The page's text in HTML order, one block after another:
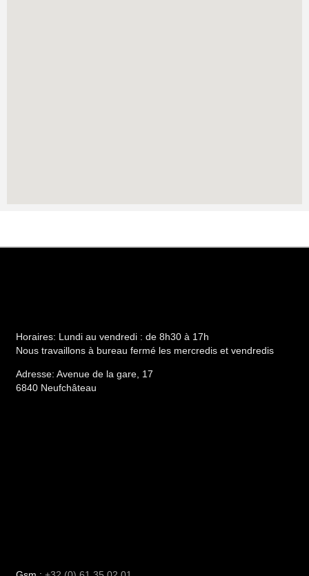
Horaires: Lundi au vendredi : de 8h30 à 17h
Nous travaillons à bureau fermé les mercredis et vendredis
Adresse: Avenue de la gare, 17
6840 Neufchâteau